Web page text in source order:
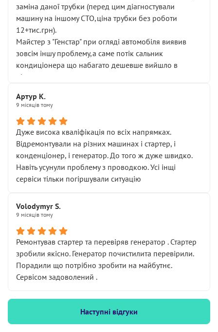
заміна даної трубки (перед цим діагностували
машину на іншому СТО,ціна трубки без роботи
12+тис.грн).
Майстер з "Генстар" при огляді автомобіля виявив
зовсім іншу проблему,а саме потік сальник
кондиціонера що набагато дешевше вийшло в
підсумку.
Артур К.
9 місяців тому
Дуже висока кваліфікація по всіх напрямках.
Відремонтували на різних машинах і стартер, і
конденціонер, і генератор. До того ж дуже швидко.
Навіть усунули проблему з проводкою. Усі інщі
сервіси тільки погіршували ситуацію
Volodymyr S.
9 місяців тому
Ремонтував стартер та перевіряв генератор . Стартер
зробили якісно. Генератор почистилита перевірили.
Порадили що потрібно зробити на майбутнє.
Сервісом задоволений .
Наступні відгуки